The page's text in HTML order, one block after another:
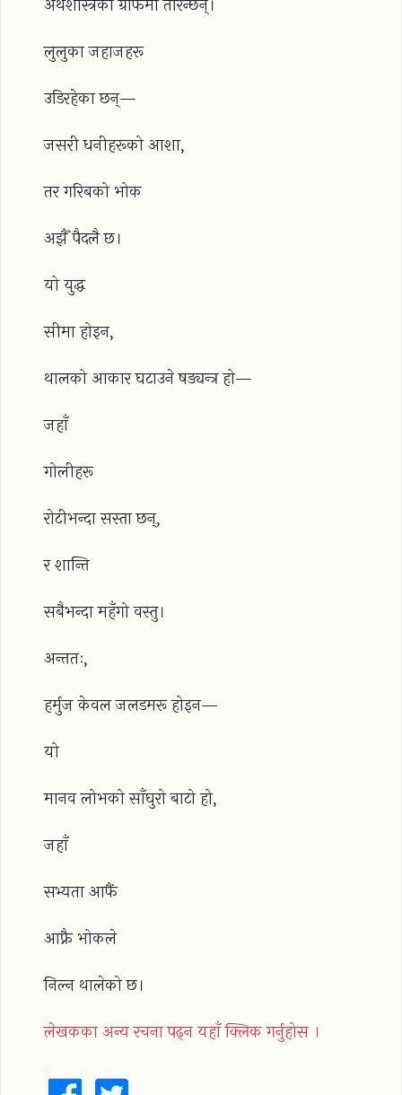
अर्थशास्त्रको ग्राफमा तैरिन्छन्।
लुलुका जहाजहरू
उडिरहेका छन्—
जसरी धनीहरूको आशा,
तर गरिबको भोक
अझैँ पैदलै छ।
यो युद्ध
सीमा होइन,
थालको आकार घटाउने षड्यन्त्र हो—
जहाँ
गोलीहरू
रोटीभन्दा सस्ता छन्,
र शान्ति
सबैभन्दा महँगो वस्तु।
अन्ततः,
हर्मुज केवल जलडमरू होइन—
यो
मानव लोभको साँघुरो बाटो हो,
जहाँ
सभ्यता आफैं
आफ्नै भोकले
निल्न थालेको छ।
लेखकका अन्य रचना पढ्न यहाँ क्लिक गर्नुहोस ।